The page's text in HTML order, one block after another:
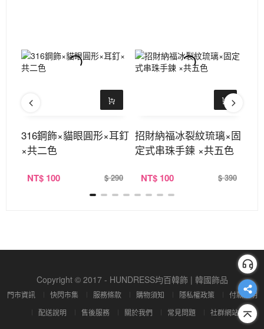
316鋼飾×貓眼圓形×耳釘
×共二色
NT$ 100 $ 290
招財納福冰裂紋琉璃×固
定式串珠手鍊 ×共五色
NT$ 100 $ 390
Copyright © 2017 - HUNDRESS均百韓飾 | 韓國飾品
門市資訊 快閃市集 服務條款 購物須知 隱私權政策
付款說明
配送說明
售後服務 關於我們 常見問題 社群網站